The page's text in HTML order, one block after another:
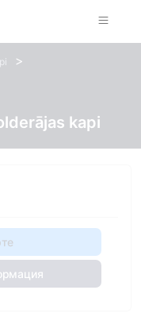
>
kapi